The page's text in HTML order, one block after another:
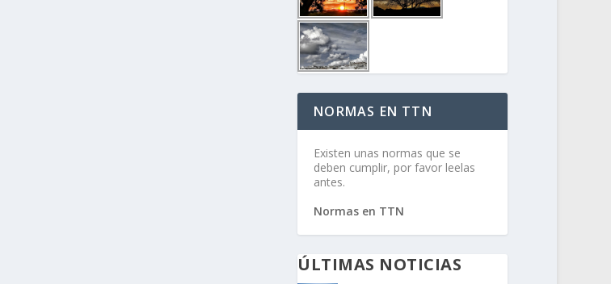
NORMAS EN TTN
Existen unas normas que se
deben cumplir, por favor leelas
antes.
Normas en TTN
ÚLTIMAS NOTICIAS